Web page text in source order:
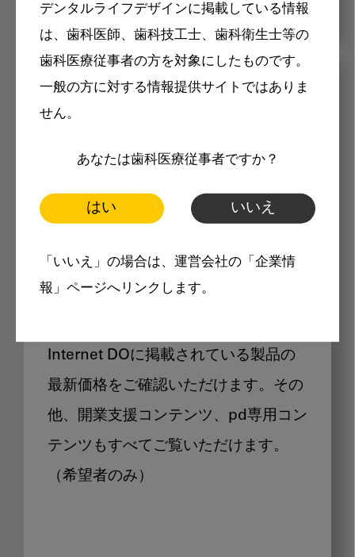
デンタルライフデザインに掲載している情報
は、歯科医師、歯科技工士、歯科衛生士等の
歯科医療従事者の方を対象にしたものです。
一般の方に対する情報提供サイトではありま
せん。
あなたは歯科医療従事者ですか？
はい いいえ
「いいえ」の場合は、運営会社の「企業情
報」ページへリンクします。
メリット
製品価格も閲覧可能
Internet DOに掲載されている製品の
最新価格をご確認いただけます。その
他、開業支援コンテンツ、pd専用コン
テンツもすべてご覧いただけます。
（希望者のみ）